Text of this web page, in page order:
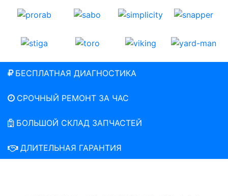
БЕСПЛАТНАЯ ДИАГНОСТИКА
СРОЧНЫЙ РЕМОНТ ЗА ЧАС
БОЛЬШОЙ СКЛАД ЗАПЧАСТЕЙ
ДЛИТЕЛЬНАЯ ГАРАНТИЯ